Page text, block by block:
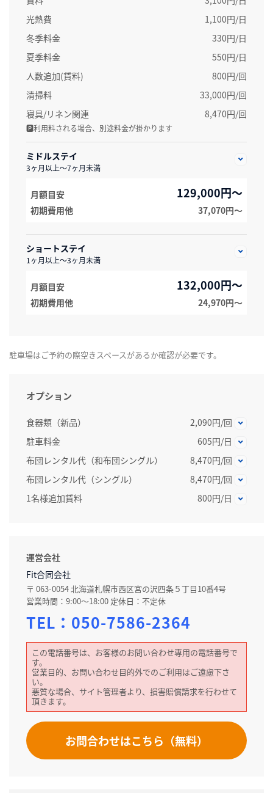
光熱費
1,100円/日
冬季料金
330円/日
夏季料金
550円/日
人数追加(賃料)
800円/回
清掃料
33,000円/回
寝具/リネン関連
8,470円/回
🅿利用料される場合、別途料金が掛かります
ミドルステイ
3ヶ月以上～7ヶ月未満
月額目安 129,000円～
初期費用他 37,070円〜
ショートステイ
1ヶ月以上～3ヶ月未満
月額目安 132,000円～
初期費用他 24,970円〜
駐車場はご予約の際空きスペースがあるか確認が必要です。
オプション
食器類（新品）
2,090円/回
駐車料金
605円/日
布団レンタル代（和布団シングル）
8,470円/回
布団レンタル代（シングル）
8,470円/回
1名様追加賃料
800円/日
運営会社
Fit合同会社
〒 063-0054 北海道札幌市西区宮の沢四条５丁目10番4号
営業時間：9:00〜18:00 定休日：不定休
TEL： 050-7586-2364
この電話番号は、お客様のお問い合わせ専用の電話番号で
す。
営業目的、お問い合わせ目的外でのご利用はご遠慮下さ
い。
悪質な場合、サイト管理者より、損害賠償請求を行わせて
頂きます。
お問合わせはこちら（無料）